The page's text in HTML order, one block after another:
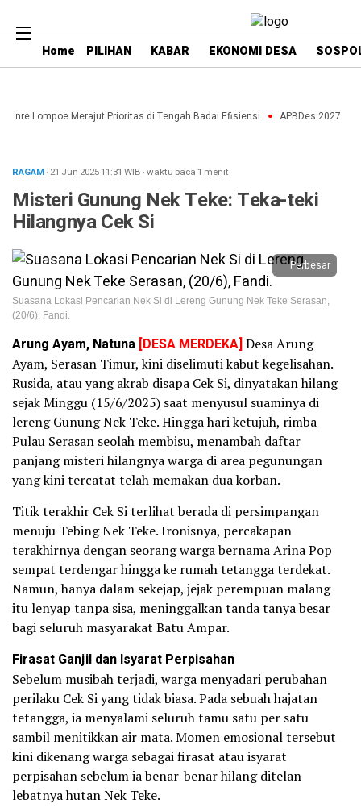
Home PILIHAN KABAR EKONOMI DESA
Lompoe Merajut Prioritas di Tengah Badai Efisiensi APBDes 2027:
RAGAM· 21 Jun 202511:31 WIB ·waktu baca 1 menit
Misteri Gunung Nek Teke: Teka-teki
Hilangnya Cek Si
Perbesar
Suasana Lokasi Pencarian Nek Si di Lereng Gunung Nek Teke Serasan,
(20/6), Fandi.
Arung Ayam, Natuna [DESA MERDEKA] Desa Arung
Ayam, Serasan Timur, kini diselimuti kabut kegelisahan.
Rusida, atau yang akrab disapa Cek Si, dinyatakan hilang
sejak Minggu (15/6/2025) saat menyusul suaminya di
lereng Gunung Nek Teke. Hingga hari ketujuh, rimba
Pulau Serasan seolah membisu, menambah daftar
panjang misteri hilangnya warga di area pegunungan
yang kini tercatat telah memakan dua korban.
Titik terakhir Cek Si terlihat berada di persimpangan
menuju Tebing Nek Teke. Ironisnya, percakapan
terakhirnya dengan seorang warga bernama Arina Pop
sempat terdengar hingga ke rumah tetangga terdekat.
Namun, hanya dalam sekejap, jejak perempuan malang
itu lenyap tanpa sisa, meninggalkan tanda tanya besar
bagi seluruh masyarakat Batu Ampar.
Firasat Ganjil dan Isyarat Perpisahan
Sebelum musibah terjadi, warga menyadari perubahan
perilaku Cek Si yang tidak biasa. Pada sebuah hajatan
tetangga, ia menyalami seluruh tamu satu per satu
sambil menitikkan air mata. Momen emosional tersebut
kini dikenang warga sebagai firasat atau isyarat
perpisahan sebelum ia benar-benar hilang ditelan
lebatnya hutan Nek Teke.